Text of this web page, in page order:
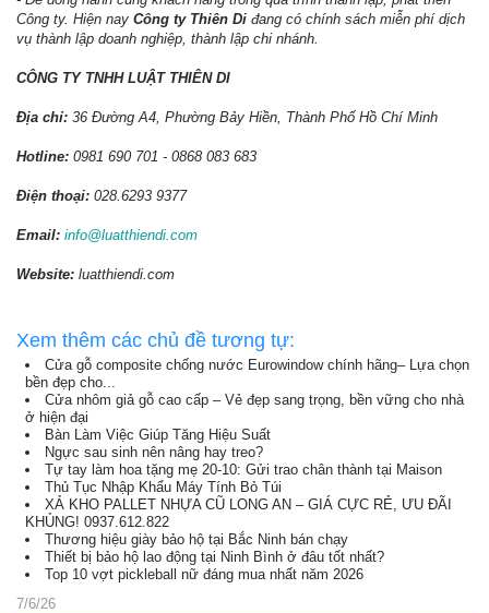
Công ty. Hiện nay Công ty Thiên Di đang có chính sách miễn phí dịch
vụ thành lập doanh nghiệp, thành lập chi nhánh.
CÔNG TY TNHH LUẬT THIÊN DI
Địa chỉ: 36 Đường A4, Phường Bảy Hiền, Thành Phố Hồ Chí Minh
Hotline: 0981 690 701 - 0868 083 683
Điện thoại: 028.6293 9377
Email: info@luatthiendi.com
Website: luatthiendi.com
Xem thêm các chủ đề tương tự:
Cửa gỗ composite chống nước Eurowindow chính hãng– Lựa chọn
bền đẹp cho...
Cửa nhôm giả gỗ cao cấp – Vẻ đẹp sang trọng, bền vững cho nhà
ở hiện đại
Bàn Làm Việc Giúp Tăng Hiệu Suất
Ngực sau sinh nên nâng hay treo?
Tự tay làm hoa tặng mẹ 20-10: Gửi trao chân thành tại Maison
Thủ Tục Nhập Khẩu Máy Tính Bỏ Túi
XẢ KHO PALLET NHỰA CŨ LONG AN – GIÁ CỰC RẺ, ƯU ĐÃI
KHỦNG! 0937.612.822
Thương hiệu giày bảo hộ tại Bắc Ninh bán chạy
Thiết bị bảo hộ lao động tại Ninh Bình ở đâu tốt nhất?
Top 10 vợt pickleball nữ đáng mua nhất năm 2026
7/6/26